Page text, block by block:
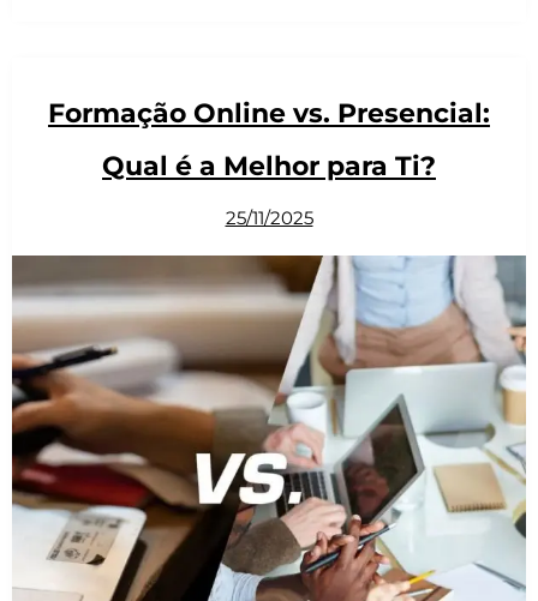
Formação Online vs. Presencial:
Qual é a Melhor para Ti?
25/11/2025